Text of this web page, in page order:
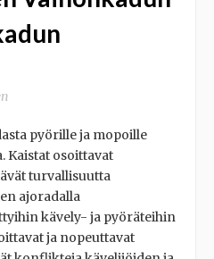
pyörille ja mopoille
Kaistat osoittavat
turvallisuutta
ajoradalla
kävely- ja pyöräteihin
ja nopeuttavat